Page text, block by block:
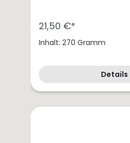
21,50 €*
Inhalt: 270 Gramm
Details